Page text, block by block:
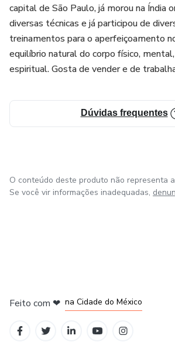
capital de São Paulo, já morou na Índia
diversas técnicas e já participou de
treinamentos para o aperfeiçoamento
equilíbrio natural do corpo físico,
espiritual. Gosta de vender e de
Dúvidas frequentes
O conteúdo deste produto não representa
Se você vir informações inadequadas,
Feito com ❤ na Cidade do México